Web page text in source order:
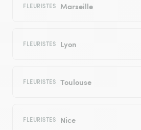
FLEURISTES Marseille
FLEURISTES Lyon
FLEURISTES Toulouse
FLEURISTES Nice